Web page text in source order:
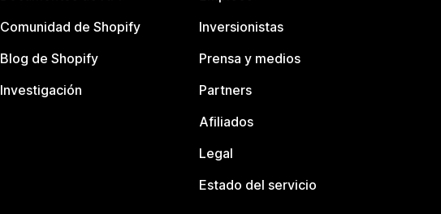
Comunidad de Shopify
Blog de Shopify
Investigación
Inversionistas
Prensa y medios
Partners
Afiliados
Legal
Estado del servicio